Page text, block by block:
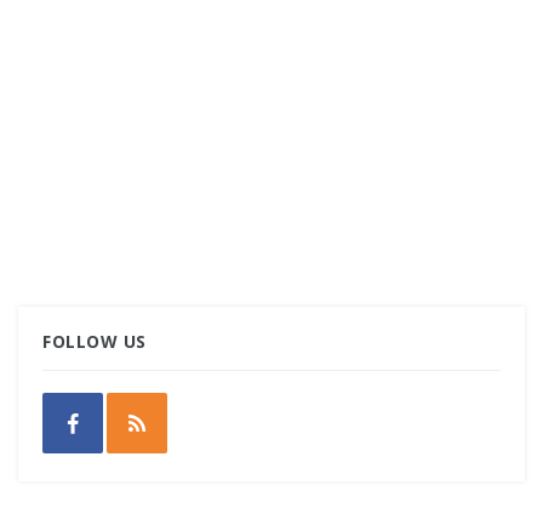
FOLLOW US